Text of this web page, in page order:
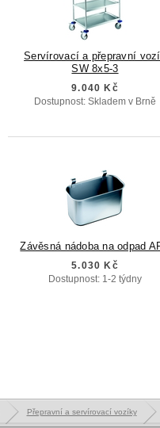
Servírovací a přepravní
SW 8x5-3
9.040 Kč
Dostupnost: Skladem v Brně
Závěsná nádoba na odpad
5.030 Kč
Dostupnost: 1-2 týdny
Přepravní a servírovací vozíky